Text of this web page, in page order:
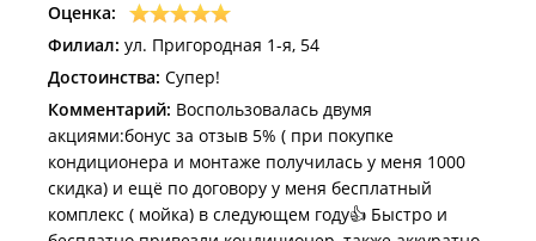
Оценка:
Филиал: ул. Пригородная 1-я, 54
Достоинства: Супер!
Комментарий: Воспользовалась двумя
акциями:бонус за отзыв 5% ( при покупке
кондиционера и монтаже получилась у меня 1000
скидка) и ещё по договору у меня бесплатный
комплекс ( мойка) в следующем году👍 Быстро и